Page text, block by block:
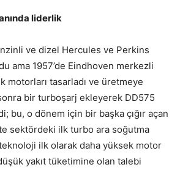
liderlik
ve dizel Hercules ve Perkins
ama 1957’de Eindhoven merkezli
motorları tasarladı ve üretmeye
bir turboşarj ekleyerek DD575
bu, o dönem için bir başka çığır açan
sektördeki ilk turbo ara soğutma
ilk olarak daha yüksek motor
yakıt tüketimine olan talebi